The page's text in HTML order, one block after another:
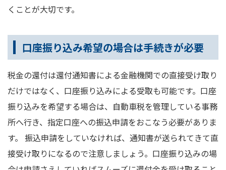
くことが大切です。
口座振り込み希望の場合は手続きが必要
税金の還付は還付通知書による金融機関での直接受け取り
だけではなく、口座振り込みによる受取も可能です。口座
振り込みを希望する場合は、自動車税を管理している事務
所へ行き、指定口座への振込申請をおこなう必要がありま
す。 振込申請をしていなければ、通知書が送られてきて直
接受け取りになるので注意しましょう。口座振り込みの場